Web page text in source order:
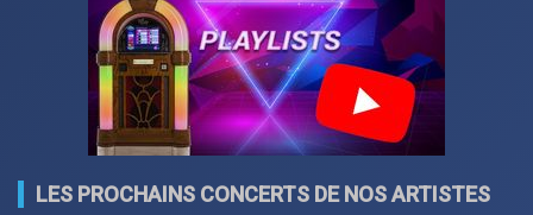
LES PROCHAINS CONCERTS DE NOS ARTISTES